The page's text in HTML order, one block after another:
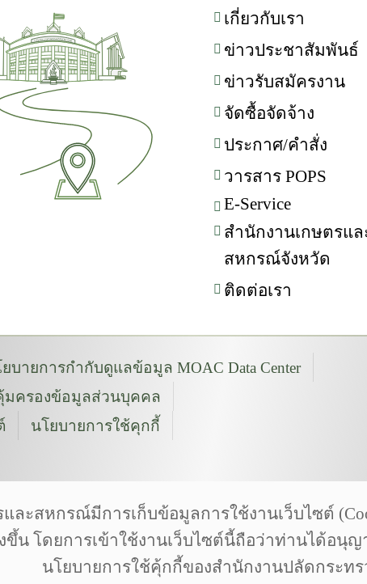
เกี่ยวกับเรา
ข่าวประชาสัมพันธ์
ข่าวรับสมัครงาน
จัดซื้อจัดจ้าง
ประกาศ/คำสั่ง
วารสาร POPS
E-Service
สำนักงานเกษตรแล
สหกรณ์จังหวัด
ติดต่อเรา
บายการกำกับดูแลข้อมูล MOAC Data Center
มครองข้อมูลส่วนบุคคล
นโยบายการใช้คุกกี้
| Photoontour | wikipedia
is licensed by CC 3.0 BY | pngtree.com
ละสหกรณ์มีการเก็บข้อมูลการใช้งานเว็บไซต์
น โดยการเข้าใช้งานเว็บไซต์นี้ถือว่าท่านได้อนุ
นโยบายการใช้คุ้กกี้ของสำนักงานปลัดกระท